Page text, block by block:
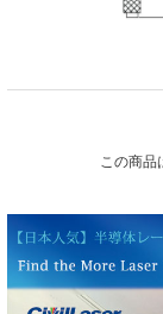
この商品